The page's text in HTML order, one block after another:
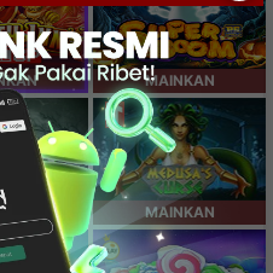
MAINKAN
MAINKAN